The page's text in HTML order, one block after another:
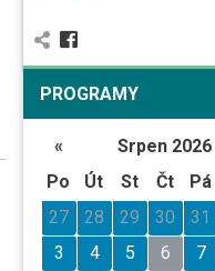
PROGRAMY
« Srpen 2026
Po
Út St Čt Pá
27
28 29 30 31
3
4 5 6 7